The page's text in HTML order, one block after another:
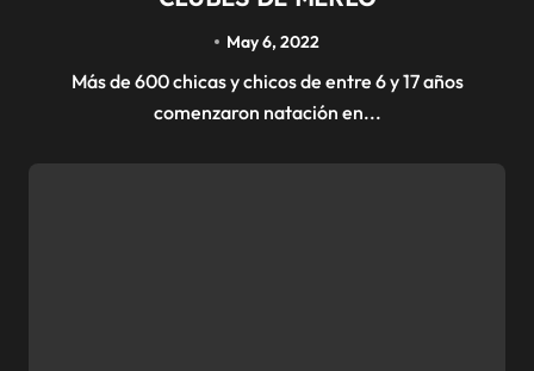
May 6, 2022
Más de 600 chicas y chicos de entre 6 y 17 años
comenzaron natación en...